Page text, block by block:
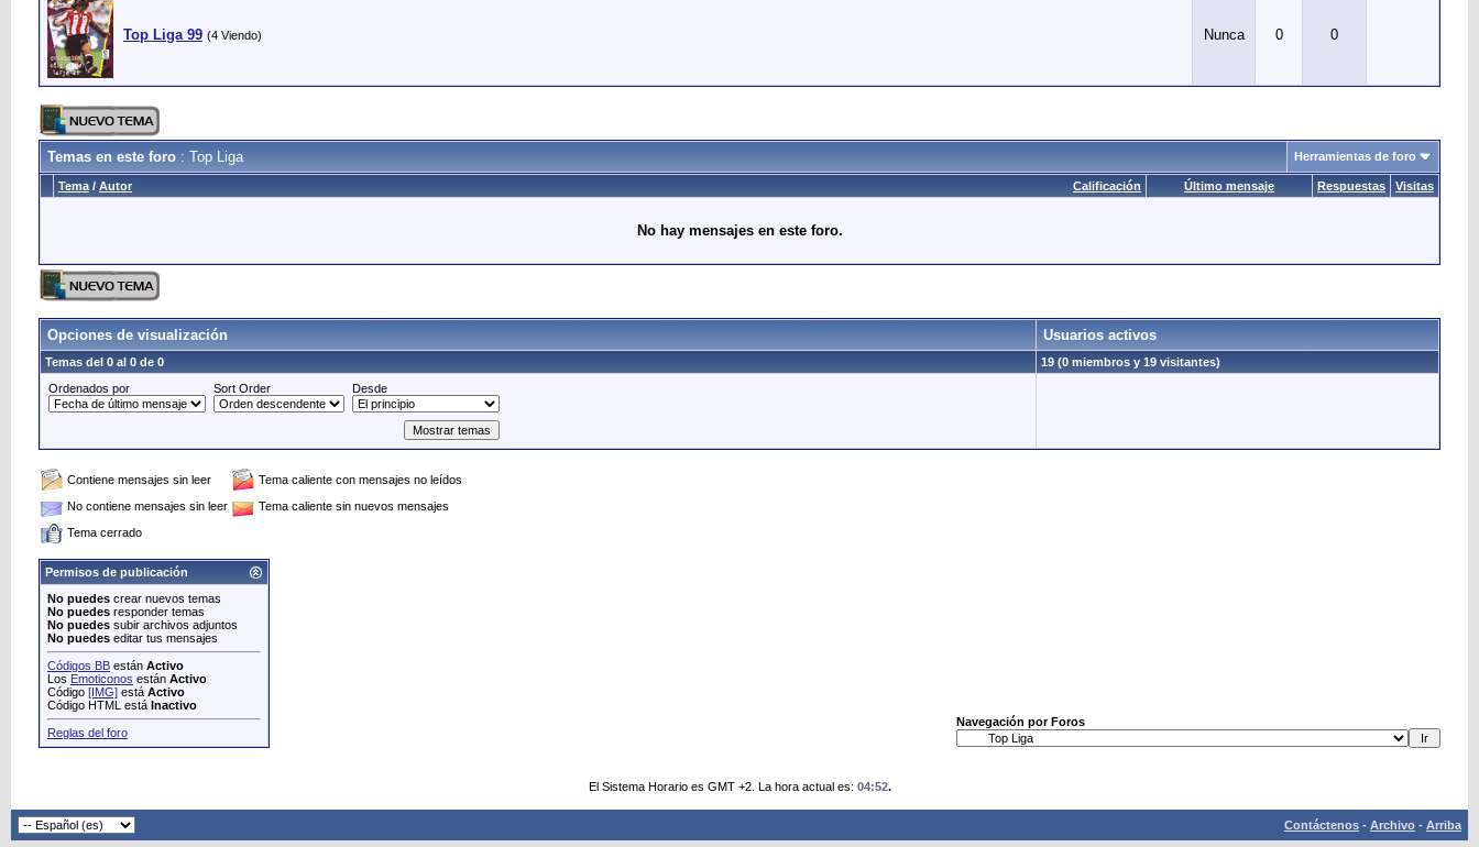
Top Liga 99 (4 Viendo) Nunca 0 0
Temas en este foro : Top Liga Herramientas de foro
Calificación
Tema / Autor Último mensaje Respuestas Visitas
No hay mensajes en este foro.
Opciones de visualización Usuarios activos
Temas del 0 al 0 de 0
19 (0 miembros y 19 visitantes)
Ordenados por
Sort Order Desde
Contiene mensajes sin leer
Tema caliente con mensajes no leídos
No contiene mensajes sin leer
Tema caliente sin nuevos mensajes
Tema cerrado
Permisos de publicación
No puedes crear nuevos temas
No puedes responder temas
No puedes subir archivos adjuntos
No puedes editar tus mensajes
Códigos BB están Activo
Los Emoticonos están Activo
Código [IMG] está Activo
Código HTML está Inactivo
Reglas del foro
Navegación por Foros
El Sistema Horario es GMT +2. La hora actual es: 04:52.
Contáctenos - Archivo - Arriba